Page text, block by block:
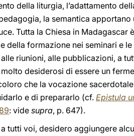
della liturgia, l’adattamento
la semantica
Tutta la Chiesa in Madagascar
della formazione nei seminari e
riunioni, alle pubblicazioni, a
desiderosi di essere un
che la vocazione
e di prepararlo (cf. Epistula
: vide supra, p. 647).
tutti voi, desidero aggiungere